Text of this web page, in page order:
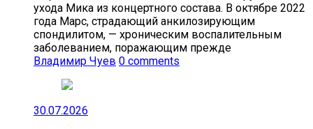
ухода Мика из концертного состава. В октябре 2022
года Марс, страдающий анкилозирующим
спондилитом, — хроническим воспалительным
заболеванием, поражающим прежде
Владимир Чуев 0 comments
30.07.2026